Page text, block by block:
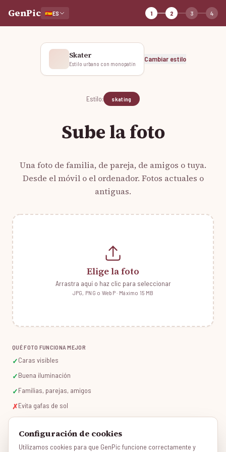
Configuración de cookies
Utilizamos cookies para que GenPic funcione correctamente y
GenPic 🇪🇸ES 1 2 3 4
Skater
Estilo urbano con monopatín
Cambiar estilo
Estilo: skating
Sube la foto
Una foto de familia, de pareja, de amigos o tuya.
Desde el móvil o el ordenador. Fotos actuales o
antiguas.
Elige la foto
Arrastra aquí o haz clic para seleccionar
JPG, PNG o WebP · Máximo 15 MB
QUÉ FOTO FUNCIONA MEJOR
✓Caras visibles
✓Buena iluminación
✓Familias, parejas, amigos
✗Evita gafas de sol
Este estilo está diseñado para fotos de una sola persona. Sube una foto
individual para mejores resultados.